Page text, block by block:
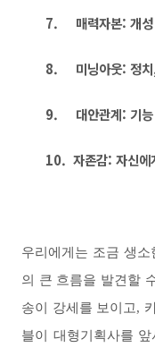
7. 매력자본: 개
8. 미닝아웃: 정치
9. 대안관계: 기
10. 자존감: 자신에
우리에게는 조금 생
의 큰 흐름을 발견할
송이 강세를 보이고,
블이 대형기획사를